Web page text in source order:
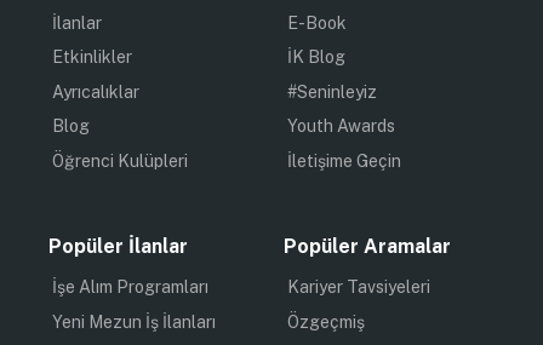
İlanlar
Etkinlikler
Ayrıcalıklar
Blog
Öğrenci Kulüpleri
E-Book
İK Blog
#Seninleyiz
Youth Awards
İletişime Geçin
Popüler İlanlar
İşe Alım Programları
Yeni Mezun İş İlanları
Popüler Aramalar
Kariyer Tavsiyeleri
Özgeçmiş